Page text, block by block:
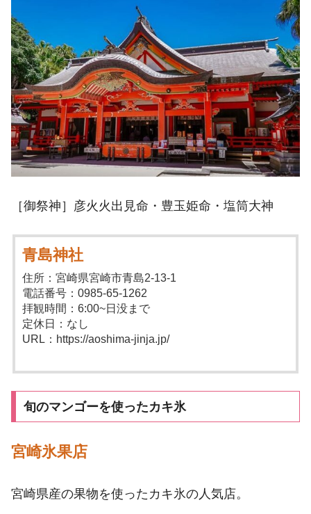
［御祭神］彦火火出見命・豊玉姫命・塩筒大神
青島神社
住所：宮崎県宮崎市青島2-13-1
電話番号：0985-65-1262
拝観時間：6:00~日没まで
定休日：なし
URL：https://aoshima-jinja.jp/
旬のマンゴーを使ったカキ氷
宮崎氷果店
宮崎県産の果物を使ったカキ氷の人気店。